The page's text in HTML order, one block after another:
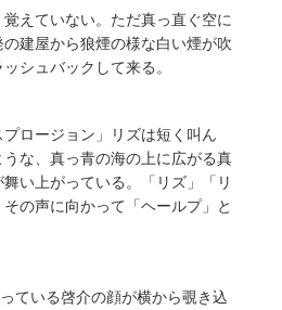
えていない。ただ真っ直ぐ空に
建屋から狼煙の様な白い煙が吹
シュバックして来る。
ロージョン」リズは短く叫ん
な、真っ青の海の上に広がる真
い上がっている。「リズ」「リ
の声に向かって「ヘールプ」と
ている啓介の顔が横から覗き込